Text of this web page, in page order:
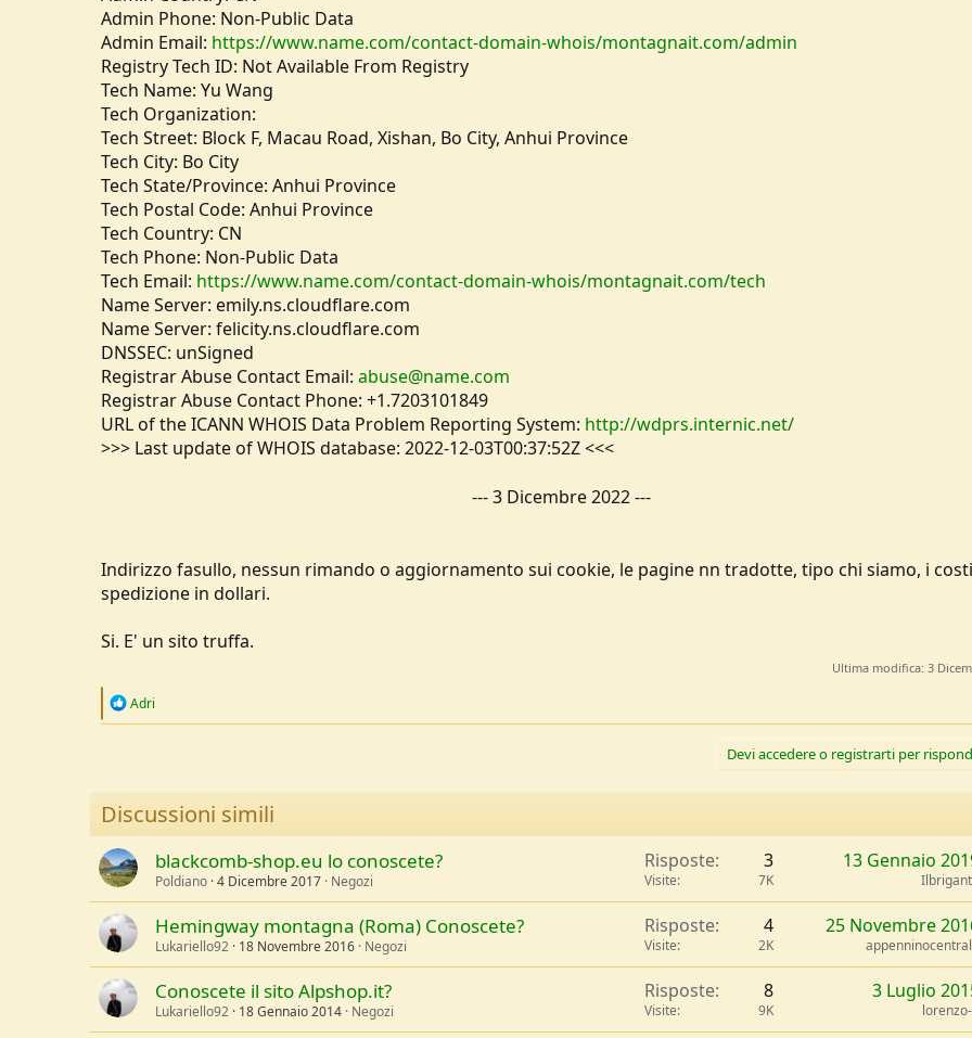
Admin Phone: Non-Public Data
Admin Email: https://www.name.com/contact-domain-whois/montagnait.com/admin
Registry Tech ID: Not Available From Registry
Tech Name: Yu Wang
Tech Organization:
Tech Street: Block F, Macau Road, Xishan, Bo City, Anhui Province
Tech City: Bo City
Tech State/Province: Anhui Province
Tech Postal Code: Anhui Province
Tech Country: CN
Tech Phone: Non-Public Data
Tech Email: https://www.name.com/contact-domain-whois/montagnait.com/tech
Name Server: emily.ns.cloudflare.com
Name Server: felicity.ns.cloudflare.com
DNSSEC: unSigned
Registrar Abuse Contact Email: abuse@name.com
Registrar Abuse Contact Phone: +1.7203101849
URL of the ICANN WHOIS Data Problem Reporting System: http://wdprs.internic.net/
>>> Last update of WHOIS database: 2022-12-03T00:37:52Z <<<
---3 Dicembre 2022---
Indirizzo fasullo, nessun rimando o aggiornamento sui cookie, le pagine nn tradotte, tipo chi siamo, i
spedizione in dollari.
Si. E' un sito truffa.
Ultima modifica: 3
R
n
s
:
Adri
Devi accedere o registrarti per
Discussioni simili
blackcomb-shop.eu lo conoscete?
Poldiano 4 Dicembre 2017 Negozi
Risposte 3
Visite 7K
13 Gennaio
Hemingway montagna (Roma) Conoscete?
Lukariello92 18 Novembre 2016 Negozi
Risposte 4
Visite 2K
25 Novembre
Conoscete il sito Alpshop.it?
Lukariello92 18 Gennaio 2014 Negozi
Risposte 8
Visite 9K
3 Luglio